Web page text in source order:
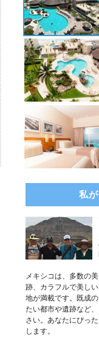
私
メキシコは、多数の
跡、カラフルで美し
地が満載です。既成
たい都市や遺跡など
さい。あなたにぴっ
します。